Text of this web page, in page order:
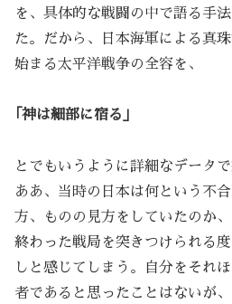
を、具体的な戦闘の中で語る手
た。だから、日本海軍による真
始まる太平洋戦争の全容を、
｢神は細部に宿る」
とでもいうように詳細なデータで
ああ、当時の日本は何という不
方、ものの見方をしていたのか
終わった戦局を突きつけられる
しと感じてしまう。自分をそれ
者であると思ったことはないが